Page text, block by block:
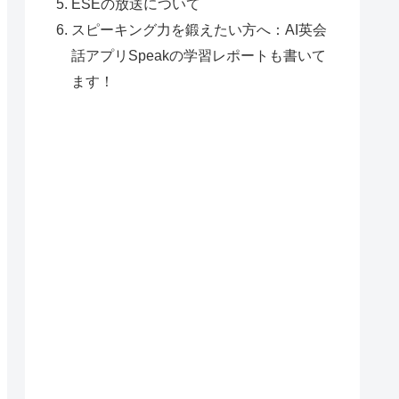
ESEの放送について
スピーキング力を鍛えたい方へ：AI英会
話アプリSpeakの学習レポートも書いて
ます！